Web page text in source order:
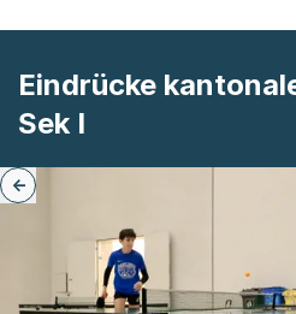
Eindrücke
Sek I